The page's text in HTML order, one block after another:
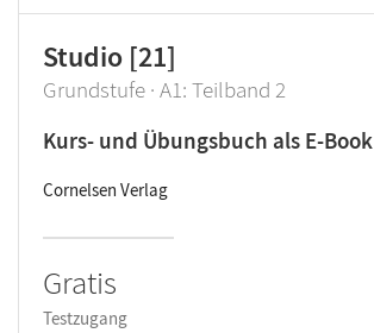
Studio [21]
Grundstufe · A1: Teilband 2
Kurs- und Übungsbuch als E-Book
Cornelsen Verlag
Gratis
Testzugang